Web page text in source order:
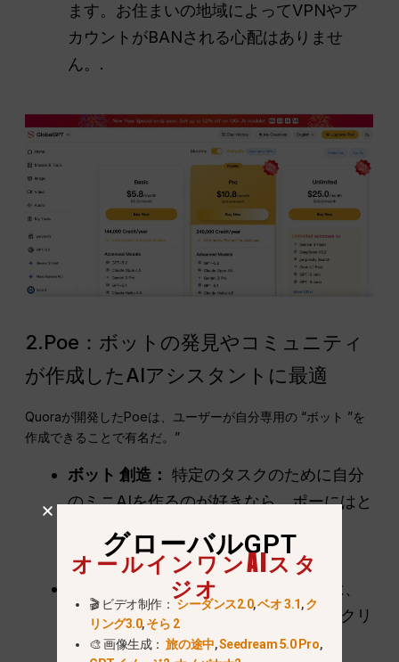
ます。お住まいの地域によってVPNやア
カウントがBANされる心配はありませ
ん。.
2.Poe：ボットの発見やコミュニティ
が作成したAIアシスタントに最適
Quoraが開発したPoeは、ユーザーが自分専用の “ボット ”を
作成できることで有名だ。”
ボット 創造： 特定のタスクのために自分
のミニAIを作るのが好きなら、ポーにはと
てもフレンドリーなコミュニティがあ
る。.
高速インターフェース：
このアプリは、
モバイルでもデスクトップでも非常にクリ
ーンで高速です。.
グローバルGPT
オールインワンAIスタ
ジオ
🎬 ビデオ制作：シーダンス2.0,ベオ 3.1,ク
リング3.0,そら 2
🎨 画像生成：旅の途中,Seedream 5.0 Pro,